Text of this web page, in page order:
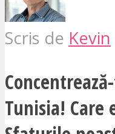
Scris de Kevin
Tunisia!